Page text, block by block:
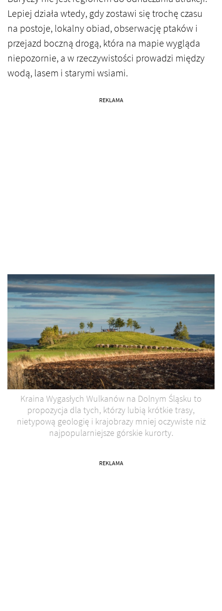
Lepiej działa wtedy, gdy zostawi się trochę czasu
na postoje, lokalny obiad, obserwację ptaków i
przejazd boczną drogą, która na mapie wygląda
niepozornie, a w rzeczywistości prowadzi między
wodą, lasem i starymi wsiami.
REKLAMA
Kraina Wygasłych Wulkanów na Dolnym Śląsku to
propozycja dla tych, którzy lubią krótkie trasy,
nietypową geologię i krajobrazy mniej oczywiste niż
najpopularniejsze górskie kurorty.
REKLAMA